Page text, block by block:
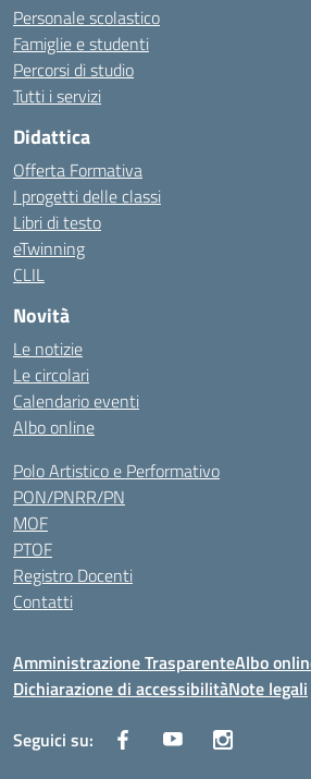
Personale scolastico
Famiglie e studenti
Percorsi di studio
Tutti i servizi
Didattica
Offerta Formativa
I progetti delle classi
Libri di testo
eTwinning
CLIL
Novità
Le notizie
Le circolari
Calendario eventi
Albo online
Polo Artistico e Performativo
PON/PNRR/PN
MOF
PTOF
Registro Docenti
Contatti
Amministrazione TrasparenteAlbo
Dichiarazione di accessibilitàNote legali
Seguici su: